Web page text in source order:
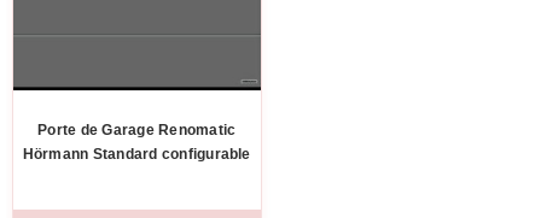
Porte de Garage Renomatic
Hörmann Standard configurable